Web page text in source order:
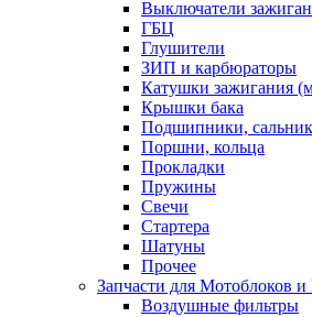
Выключатели
ГБЦ
Глушители
ЗИП и карбюраторы
Катушки зажигания
Крышки бака
Подшипники,
Поршни, кольца
Прокладки
Пружины
Свечи
Стартера
Шатуны
Прочее
Запчасти для Мотоблоков и
Воздушные фильтры